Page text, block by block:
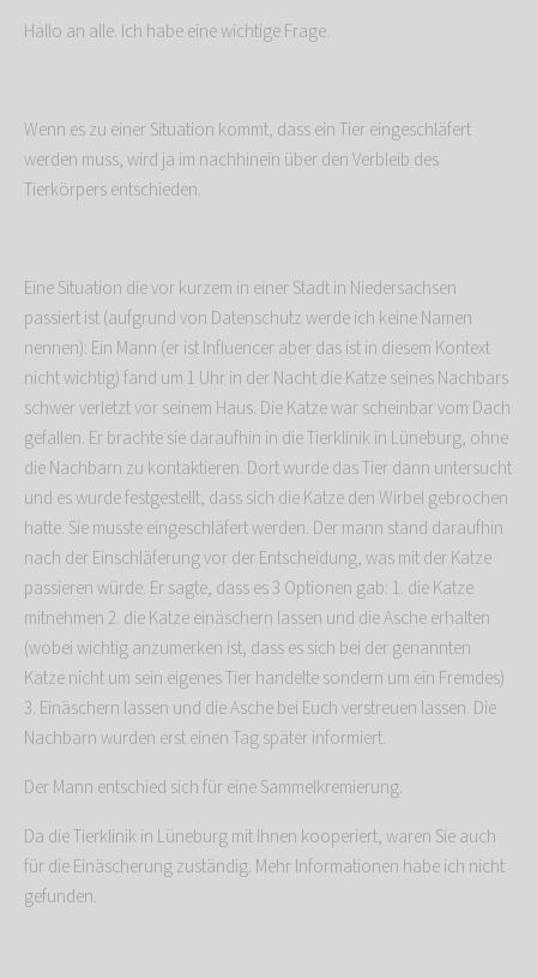
Hallo an alle. Ich habe eine wichtige Frage.
Wenn es zu einer Situation kommt, dass ein Tier eingeschläfert
werden muss, wird ja im nachhinein über den Verbleib des
Tierkörpers entschieden.
Eine Situation die vor kurzem in einer Stadt in Niedersachsen
passiert ist (aufgrund von Datenschutz werde ich keine Namen
nennen): Ein Mann (er ist Influencer aber das ist in diesem Kontext
nicht wichtig) fand um 1 Uhr in der Nacht die Katze seines Nachbars
schwer verletzt vor seinem Haus. Die Katze war scheinbar vom Dach
gefallen. Er brachte sie daraufhin in die Tierklinik in Lüneburg, ohne
die Nachbarn zu kontaktieren. Dort wurde das Tier dann untersucht
und es wurde festgestellt, dass sich die Katze den Wirbel gebrochen
hatte. Sie musste eingeschläfert werden. Der mann stand daraufhin
nach der Einschläferung vor der Entscheidung, was mit der Katze
passieren würde. Er sagte, dass es 3 Optionen gab: 1. die Katze
mitnehmen 2. die Katze einäschern lassen und die Asche erhalten
(wobei wichtig anzumerken ist, dass es sich bei der genannten
Katze nicht um sein eigenes Tier handelte sondern um ein Fremdes)
3. Einäschern lassen und die Asche bei Euch verstreuen lassen. Die
Nachbarn wurden erst einen Tag später informiert.
Der Mann entschied sich für eine Sammelkremierung.
Da die Tierklinik in Lüneburg mit Ihnen kooperiert, waren Sie auch
für die Einäscherung zuständig. Mehr Informationen habe ich nicht
gefunden.